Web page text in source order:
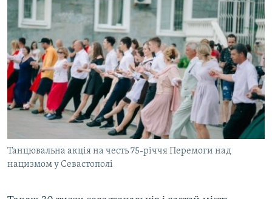
Танцювальна акція на честь 75-річчя Перемоги над
нацизмом у Севастополі